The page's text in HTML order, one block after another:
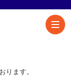
ります。